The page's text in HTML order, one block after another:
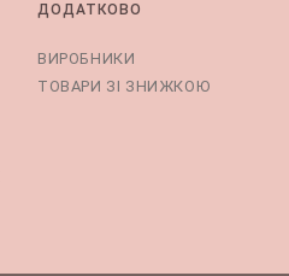
ДОДАТКОВО
ВИРОБНИКИ
ТОВАРИ ЗІ ЗНИЖКОЮ